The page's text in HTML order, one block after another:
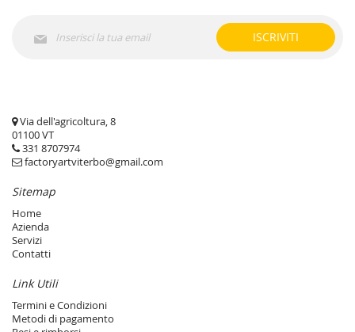
alla
ISCRIVITI
Via dell'agricoltura, 8
01100 VT
331 8707974
factoryartviterbo@gmail.com
Sitemap
Home
Azienda
Servizi
Contatti
Link Utili
Termini e Condizioni
Metodi di pagamento